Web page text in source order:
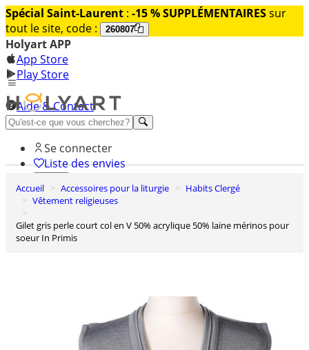
Spécial Saint-Laurent : -15 % SUPPLÉMENTAIRESsur
tout le site, code :
260807
Holyart APP
App Store
Play Store
Aide & Contact
Découvrez Premium
Se connecter
Liste des envies
0
Panier
Accueil Accessoires pour la liturgie
Habits Clergé
Vêtement religieuses
Gilet gris perle court col en V 50% acrylique 50% laine mérinos pour
soeur In Primis